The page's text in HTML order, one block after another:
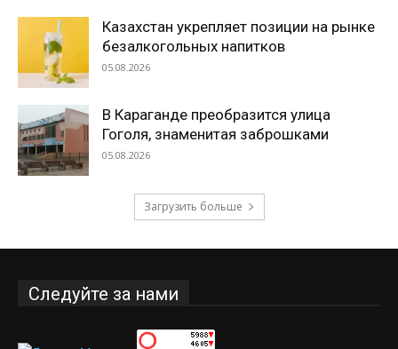
Казахстан укрепляет позиции на рынке
безалкогольных напитков
05.08.2026
В Караганде преобразится улица
Гоголя, знаменитая заброшками
05.08.2026
Загрузить больше
Следуйте за нами